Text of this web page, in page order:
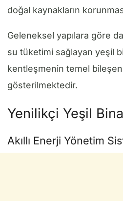
doğal kaynakların
Geleneksel yapılara göre
su tüketimi sağlayan yeşil
kentleşmenin temel
gösterilmektedir.
Yenilikçi Yeşil
Akıllı Enerji Yönetim